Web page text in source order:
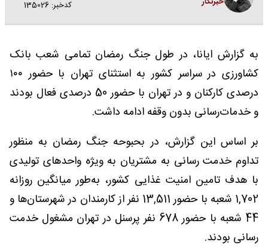
کدخبر: 135026
به گزارش ایانا، در طول جنگ رمضان تمامی شعب بانک
کشاورزی در سراسر کشور به استثنای تهران با حضور ۱۰۰
درصدی کارکنان و در تهران با حضور 50 درصدی فعال بودند
و خدمات‌رسانی بدون وقفه ادامه داشت.
بر اساس این گزارش، در بحبوحه جنگ رمضان به منظور
تداوم خدمت رسانی به مشتریان به ویژه واحدهای تولیدی
با هدف تامین امنیت غذایی کشور، به‌طور میانگین روزانه
1,702 شعبه با حضور 13,511 نفر از کارمندان در شهرستان‌ها و
44 شعبه با حضور 678 نفر پرسنل در تهران مشغول خدمت
رسانی بودند.